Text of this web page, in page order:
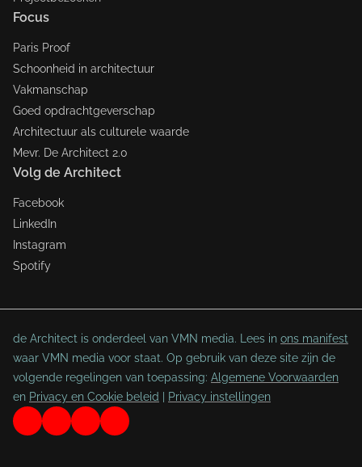
Focus
Paris Proof
Schoonheid in architectuur
Vakmanschap
Goed opdrachtgeverschap
Architectuur als culturele waarde
Mevr. De Architect 2.0
Volg de Architect
Facebook
LinkedIn
Instagram
Spotify
de Architect is onderdeel van VMN media. Lees in ons manifest
waar VMN media voor staat. Op gebruik van deze site zijn de
volgende regelingen van toepassing: Algemene Voorwaarden
en Privacy en Cookie beleid Privacy instellingen